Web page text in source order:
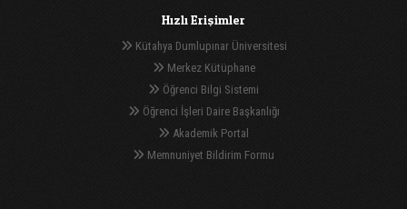
Hızlı Erişimler
Kütahya Dumlupınar Üniversitesi
Merkez Kütüphane
Öğrenci Bilgi Sistemi
Öğrenci İşleri Daire Başkanlığı
Akademik Portal
Memnuniyet Bildirim Formu